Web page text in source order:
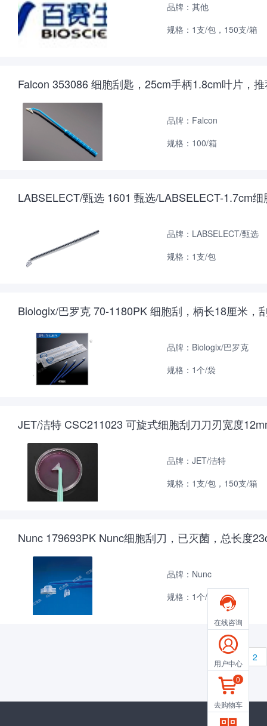
品牌：其他
规格：1支/包，150支/箱
Falcon 353086 细胞刮匙，25cm手柄1.8cm叶片，
品牌：Falcon
规格：100/箱
LABSELECT/甄选 1601 甄选/LABSELECT-1.7cm细
品牌：LABSELECT/甄选
规格：1支/包
Biologix/巴罗克 70-1180PK 细胞刮，柄长18厘米
品牌：Biologix/巴罗克
规格：1个/袋
JET/洁特 CSC211023 可旋式细胞刮刀刀刃宽度
品牌：JET/洁特
规格：1支/包，150支/箱
Nunc 179693PK Nunc细胞刮刀，已灭菌，总长度
品牌：Nunc
规格：1个/包
1 2

在线咨询

用户中心

去购物车
0